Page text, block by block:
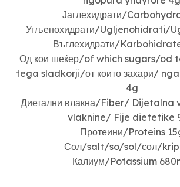
Јаглехидрати/
Угљенохидрати/Ugljenohidrati/
Въглехидрати/
Од кои шеќер/of which sugars/od
tega sladkorji/от които захари/
4g
Диетални влакна/Fiber/
vlaknine/ Fije dietetike
Протеини/Proteins
Сол/salt/so/sol/сол/
Калиум/Potassium